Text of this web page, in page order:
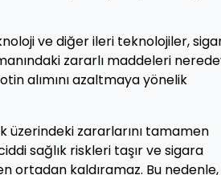
ve diğer ileri teknolojiler,
zararlı maddeleri
alımını azaltmaya yönelik
üzerindeki zararlarını tamamen
sağlık riskleri taşır ve sigara
ortadan kaldıramaz. Bu nedenle,